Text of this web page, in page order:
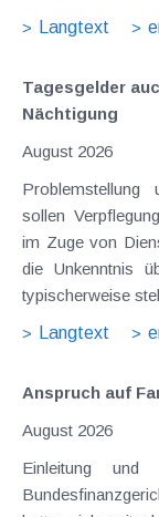
Langtext
Tagesgelder
Nächtigung
August 2026
Problemstellung und
sollen
im Zuge von
die Unkenntnis
typischerweise
Langtext
Anspruch auf
August 2026
Einleitung und